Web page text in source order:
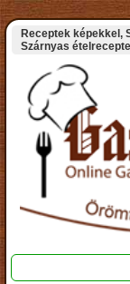
Receptek képekkel,
Szárnyas